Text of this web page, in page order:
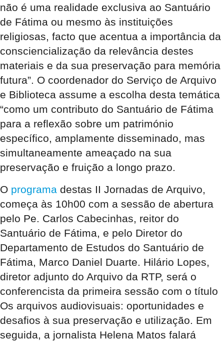
não é uma realidade exclusiva ao Santuário
de Fátima ou mesmo às instituições
religiosas, facto que acentua a importância da
consciencialização da relevância destes
materiais e da sua preservação para memória
futura”. O coordenador do Serviço de Arquivo
e Biblioteca assume a escolha desta temática
“como um contributo do Santuário de Fátima
para a reflexão sobre um património
específico, amplamente disseminado, mas
simultaneamente ameaçado na sua
preservação e fruição a longo prazo.
O programa destas II Jornadas de Arquivo,
começa às 10h00 com a sessão de abertura
pelo Pe. Carlos Cabecinhas, reitor do
Santuário de Fátima, e pelo Diretor do
Departamento de Estudos do Santuário de
Fátima, Marco Daniel Duarte. Hilário Lopes,
diretor adjunto do Arquivo da RTP, será o
conferencista da primeira sessão com o título
Os arquivos audiovisuais: oportunidades e
desafios à sua preservação e utilização. Em
seguida, a jornalista Helena Matos falará